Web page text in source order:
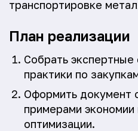
транспортировке
План реализации
Собрать
практики по
Оформить документ
примерами экономии
оптимизации.